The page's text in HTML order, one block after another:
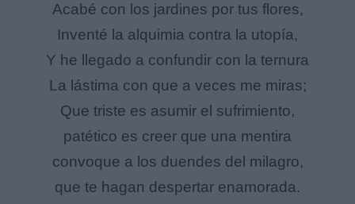
Acabé con los jardines por tus flores,
Inventé la alquimia contra la utopía,
Y he llegado a confundir con la ternura
La lástima con que a veces me miras;
Que triste es asumir el sufrimiento,
patético es creer que una mentira
convoque a los duendes del milagro,
que te hagan despertar enamorada.